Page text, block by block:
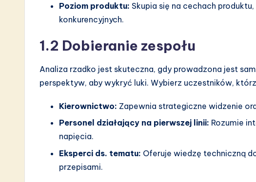
Poziom produktu: Skupia się na cechach
konkurencyjnych.
1.2 Dobieranie zespołu
Analiza rzadko jest skuteczna, gdy prowadzona jest
perspektyw, aby wykryć luki. Wybierz uczestników,
Kierownictwo: Zapewnia strategiczne widzenie
Personel działający na pierwszej linii: Rozumie
napięcia.
Eksperci ds. tematu: Oferuje wiedzę techniczną
przepisami.